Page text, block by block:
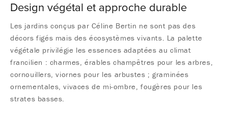
Design végétal et approche durable
Les jardins conçus par Céline Bertin ne sont pas des
décors figés mais des écosystèmes vivants. La palette
végétale privilégie les essences adaptées au climat
francilien : charmes, érables champêtres pour les arbres,
cornouillers, viornes pour les arbustes ; graminées
ornementales, vivaces de mi-ombre, fougères pour les
strates basses.